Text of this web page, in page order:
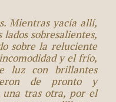
Mientras yacía allí,
sobresalientes,
sobre la reluciente
y el frío,
luz con brillantes
de pronto y
una tras otra, por el